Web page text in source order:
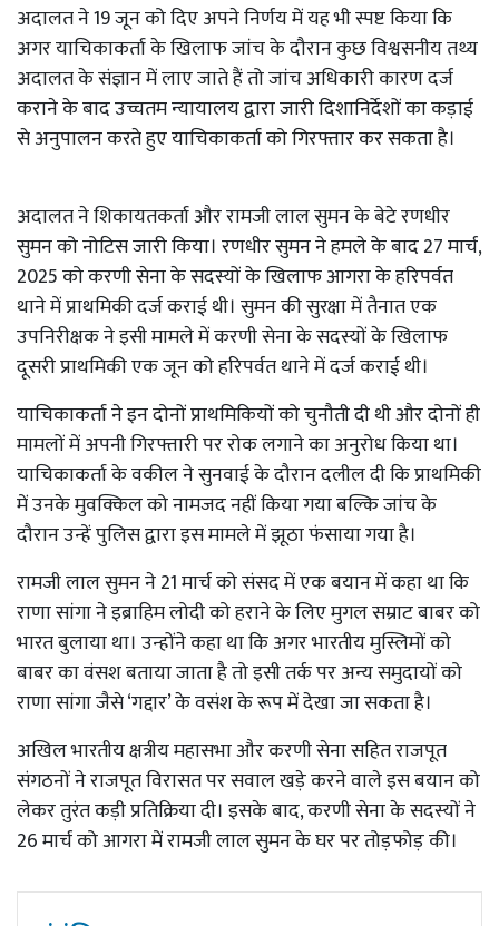
अदालत ने 19 जून को दिए अपने निर्णय में यह भी स्पष्ट किया कि
अगर याचिकाकर्ता के खिलाफ जांच के दौरान कुछ विश्वसनीय तथ्य
अदालत के संज्ञान में लाए जाते हैं तो जांच अधिकारी कारण दर्ज
कराने के बाद उच्चतम न्यायालय द्वारा जारी दिशानिर्देशों का कड़ाई
से अनुपालन करते हुए याचिकाकर्ता को गिरफ्तार कर सकता है।
अदालत ने शिकायतकर्ता और रामजी लाल सुमन के बेटे रणधीर
सुमन को नोटिस जारी किया। रणधीर सुमन ने हमले के बाद 27 मार्च,
2025 को करणी सेना के सदस्यों के खिलाफ आगरा के हरिपर्वत
थाने में प्राथमिकी दर्ज कराई थी। सुमन की सुरक्षा में तैनात एक
उपनिरीक्षक ने इसी मामले में करणी सेना के सदस्यों के खिलाफ
दूसरी प्राथमिकी एक जून को हरिपर्वत थाने में दर्ज कराई थी।
याचिकाकर्ता ने इन दोनों प्राथमिकियों को चुनौती दी थी और दोनों ही
मामलों में अपनी गिरफ्तारी पर रोक लगाने का अनुरोध किया था।
याचिकाकर्ता के वकील ने सुनवाई के दौरान दलील दी कि प्राथमिकी
में उनके मुवक्किल को नामजद नहीं किया गया बल्कि जांच के
दौरान उन्हें पुलिस द्वारा इस मामले में झूठा फंसाया गया है।
रामजी लाल सुमन ने 21 मार्च को संसद में एक बयान में कहा था कि
राणा सांगा ने इब्राहिम लोदी को हराने के लिए मुगल सम्राट बाबर को
भारत बुलाया था। उन्होंने कहा था कि अगर भारतीय मुस्लिमों को
बाबर का वंसश बताया जाता है तो इसी तर्क पर अन्य समुदायों को
राणा सांगा जैसे ‘गद्दार’ के वसंश के रूप में देखा जा सकता है।
अखिल भारतीय क्षत्रीय महासभा और करणी सेना सहित राजपूत
संगठनों ने राजपूत विरासत पर सवाल खड़े करने वाले इस बयान को
लेकर तुरंत कड़ी प्रतिक्रिया दी। इसके बाद, करणी सेना के सदस्यों ने
26 मार्च को आगरा में रामजी लाल सुमन के घर पर तोड़फोड़ की।